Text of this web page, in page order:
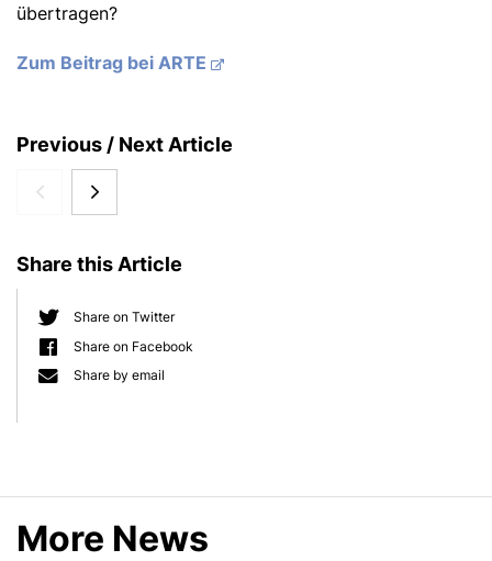
übertragen?
Zum Beitrag bei ARTE
S
b
a
Previous / Next Article
Unentbehrlichen
Share this Article
Share on Twitter
Share on Facebook
Share by email
More News